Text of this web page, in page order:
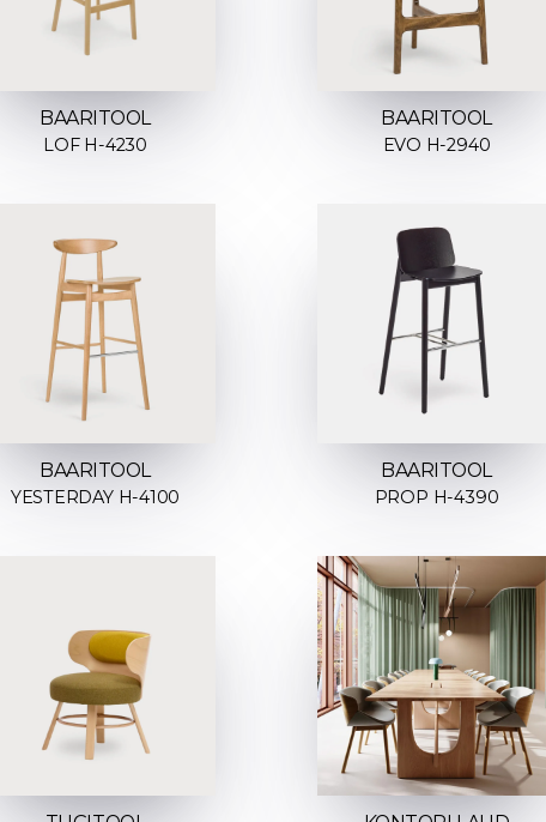
BAARITOOL
LOF H-4230
BAARITOOL
EVO H-2940
BAARITOOL
YESTERDAY H-4100
BAARITOOL
PROP H-4390